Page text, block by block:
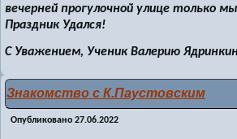
вечерней прогулочной улице только
Праздник Удался!
С Уважением, Ученик Валерию
Знакомство с К.Паустовским
Опубликовано 27.06.2022